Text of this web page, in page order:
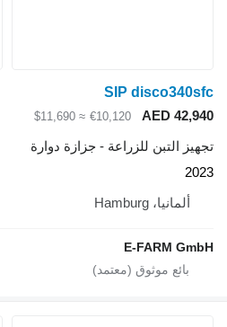
SIP disco340sfc
AED 42,940
€10,120
≈ $11,690
تجهيز التبن للزراعة - جزازة دوارة
2023
ألمانيا، Hamburg
E-FARM GmbH